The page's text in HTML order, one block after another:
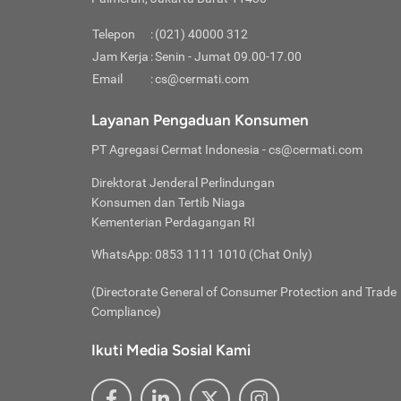
rendah
Jika
Kredit
Telepon :(021) 40000 312
Jam Kerja :Senin - Jumat 09.00-17.00
Email
:cs@cermati.com
Layanan Pengaduan Konsumen
PT Agregasi Cermat Indonesia - cs@cermati.com
Direktorat Jenderal Perlindungan
Konsumen dan Tertib Niaga
Kementerian Perdagangan RI
WhatsApp: 0853 1111 1010 (Chat Only)
(Directorate General of Consumer Protection and Trade
Compliance)
Ikuti Media Sosial Kami